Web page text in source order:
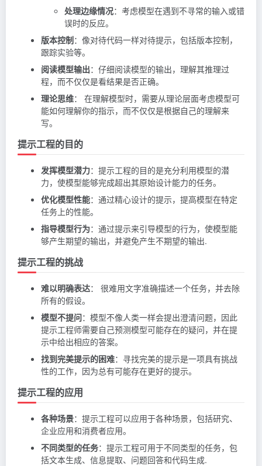
处理边缘情况：考虑模型在遇到不寻常的输入或错
误时的反应。
版本控制：像对待代码一样对待提示，包括版本控制，
跟踪实验等。
阅读模型输出：仔细阅读模型的输出，理解其推理过
程，而不仅仅是看结果是否正确。
理论思维： 在理解模型时，需要从理论层面考虑模型可
能如何理解你的指示，而不仅仅是根据自己的理解来
写。
提示工程的目的
发挥模型潜力：提示工程的目的是充分利用模型的潜
力，使模型能够完成超出其原始设计能力的任务。
优化模型性能：通过精心设计的提示，提高模型在特定
任务上的性能。
指导模型行为：通过提示来引导模型的行为，使模型能
够产生期望的输出，并避免产生不期望的输出.
提示工程的挑战
难以明确表达： 很难用文字准确描述一个任务，并去除
所有的假设。
模型不提问：模型不像人类一样会提出澄清问题，因此
提示工程师需要自己预测模型可能存在的疑问，并在提
示中给出相应的答案。
找到完美提示的困难：寻找完美的提示是一项具有挑战
性的工作，因为总有可能存在更好的提示。
提示工程的应用
各种场景：提示工程可以应用于各种场景，包括研究、
企业应用和消费者应用。
不同类型的任务：提示工程可用于不同类型的任务，包
括文本生成、信息提取、问题回答和代码生成.